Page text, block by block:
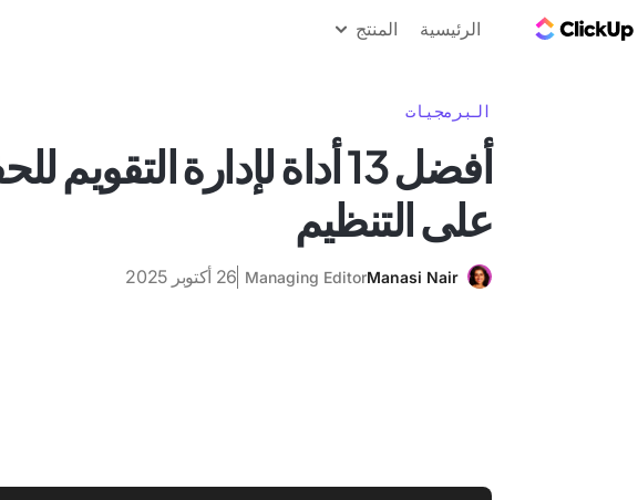
الرئيسية المنتج
البرمجيات
أفضل 13 أداة لإدارة التقويم
على التنظيم
Manasi Nair
Managing Editor 26 أكتوبر 2025